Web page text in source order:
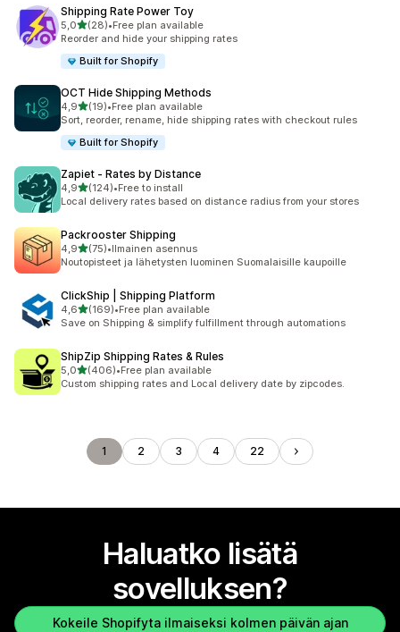
Shipping Rate Power Toy
5,0/ 5 tähteä
(28)
28 arvostelua yhteensä
•Free plan available
Reorder and hide your shipping rates
Built for Shopify
OCT Hide Shipping Methods
4,9/ 5 tähteä
(19)
19 arvostelua yhteensä
•Free plan available
Sort, reorder, rename, hide shipping rates with checkout rules
Built for Shopify
Zapiet ‑ Rates by Distance
4,9/ 5 tähteä
(124)
124 arvostelua yhteensä
•Free to install
Local delivery rates based on distance radius from your stores
Packrooster Shipping
4,9/ 5 tähteä
(75)
75 arvostelua yhteensä
•Ilmainen asennus
Noutopisteet ja lähetysten luominen Suomalaisille kaupoille
ClickShip | Shipping Platform
4,6/ 5 tähteä
(169)
169 arvostelua yhteensä
•Free plan available
Save on Shipping & simplify fulfillment through automations
ShipZip Shipping Rates & Rules
5,0/ 5 tähteä
(406)
406 arvostelua yhteensä
•Free plan available
Custom shipping rates and Local delivery date by zipcodes.
1 2 3 4 22
Haluatko lisätä
sovelluksen?
Kokeile Shopifyta ilmaiseksi kolmen päivän ajan